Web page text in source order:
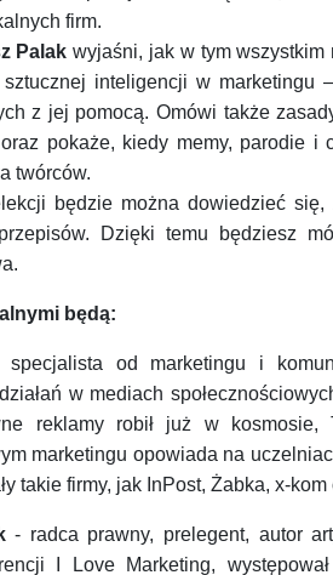
firm.
Palak wyjaśni, jak w tym wszystkim
sztucznej inteligencji w
z jej pomocą. Omówi także
pokaże, kiedy memy, parodie
twórców.
będzie można dowiedzieć
Dzięki temu będziesz
będą:
od marketingu i
w mediach
reklamy robił już w
marketingu opowiada na
takie firmy, jak InPost, Żabka, x-kom
- radca prawny, prelegent, autor
I Love Marketing,